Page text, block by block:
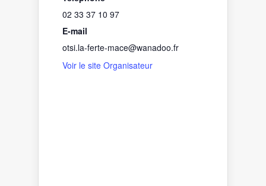
02 33 37 10 97
E-mail
otsi.la-ferte-mace@wanadoo.fr
Voir le site Organisateur